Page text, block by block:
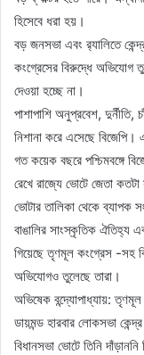
হিসেবে ধরা হয়।
বড় জনসভা এবং র‌্যালিতে
কংগ্রেসের বিরুদ্ধে অভিযোগ
দেওয়া হচ্ছে না।
পাশাপাশি অনুপ্রবেশ,
নিশানা করে এসেছে বিজেপি।
গত কয়েক বছরে পশ্চিমবঙ্গে
রেখে রাজ্যে ভোটে জেতা
ভোটার তালিকা থেকে ব্যাপক
বাঙালির সাংস্কৃতিক ঐতিহ্য
গিয়েছে তৃণমূল কংগ্রেস -সহ
অভিযোগও তুলেছে তারা।
অভিষেক বন্দ্যোপাধ্যায়: তৃণমূল
ডায়মন্ড হারবার লোকসভা
বিধানসভা ভোটে তিনি